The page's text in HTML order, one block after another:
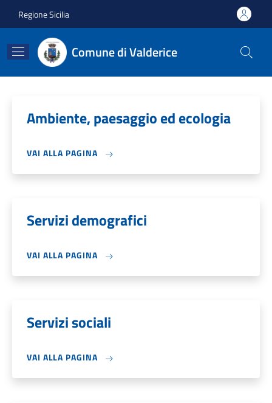
Regione Sicilia
Comune di Valderice
Ambiente, paesaggio ed ecologia
VAI ALLA PAGINA
Servizi demografici
VAI ALLA PAGINA
Servizi sociali
VAI ALLA PAGINA